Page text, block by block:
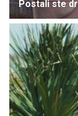
Postali ste